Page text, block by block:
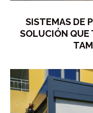
SISTEMAS DE
SOLUCIÓN QUE